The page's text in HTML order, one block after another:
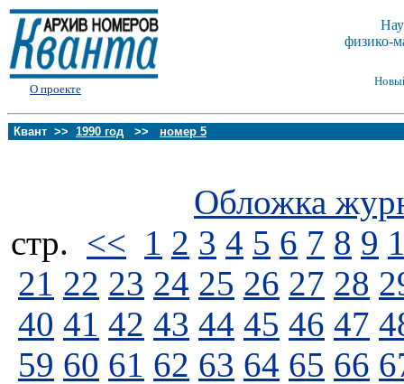
О проекте
физико-
Квант >> 1990 год >> номер 5
Обложка
стp. << 1 2 3 4 5 6 7 8 9
21 22 23 24 25 26 27 28
40 41 42 43 44 45 46 47
59 60 61 62 63 64 65 66